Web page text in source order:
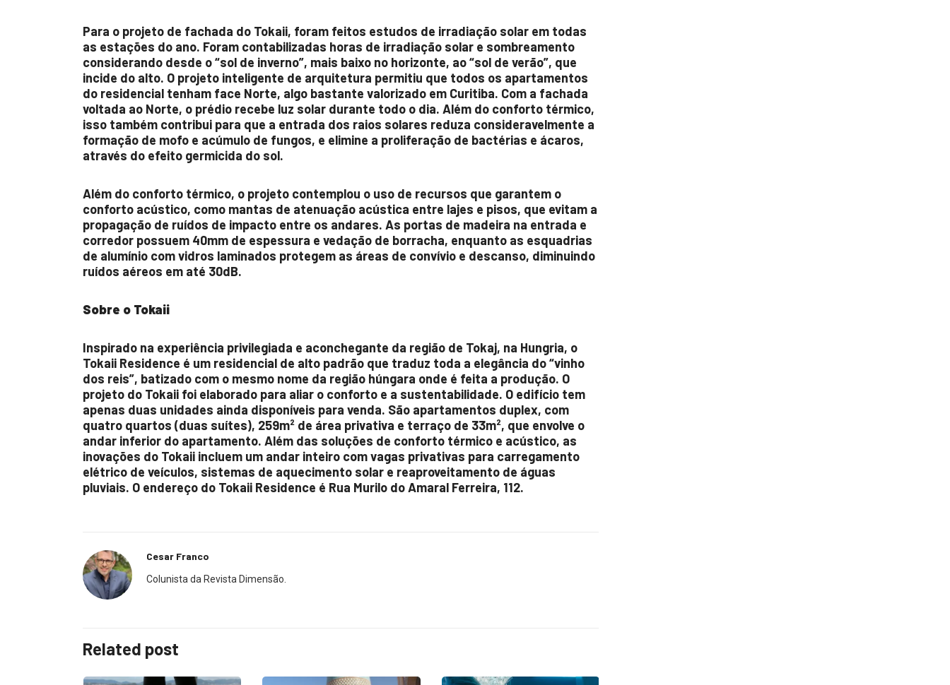
Para o projeto de fachada do Tokaii, foram feitos estudos de irradiação solar em todas
as estações do ano. Foram contabilizadas horas de irradiação solar e sombreamento
considerando desde o “sol de inverno”, mais baixo no horizonte, ao “sol de verão”, que
incide do alto. O projeto inteligente de arquitetura permitiu que todos os apartamentos
do residencial tenham face Norte, algo bastante valorizado em Curitiba. Com a fachada
voltada ao Norte, o prédio recebe luz solar durante todo o dia. Além do conforto térmico,
isso também contribui para que a entrada dos raios solares reduza consideravelmente a
formação de mofo e acúmulo de fungos, e elimine a proliferação de bactérias e ácaros,
através do efeito germicida do sol.
Além do conforto térmico, o projeto contemplou o uso de recursos que garantem o
conforto acústico, como mantas de atenuação acústica entre lajes e pisos, que evitam a
propagação de ruídos de impacto entre os andares. As portas de madeira na entrada e
corredor possuem 40mm de espessura e vedação de borracha, enquanto as esquadrias
de alumínio com vidros laminados protegem as áreas de convívio e descanso, diminuindo
ruídos aéreos em até 30dB.
Sobre o Tokaii
Inspirado na experiência privilegiada e aconchegante da região de Tokaj, na Hungria, o
Tokaii Residence é um residencial de alto padrão que traduz toda a elegância do “vinho
dos reis”, batizado com o mesmo nome da região húngara onde é feita a produção. O
projeto do Tokaii foi elaborado para aliar o conforto e a sustentabilidade. O edifício tem
apenas duas unidades ainda disponíveis para venda. São apartamentos duplex, com
quatro quartos (duas suítes), 259m² de área privativa e terraço de 33m², que envolve o
andar inferior do apartamento. Além das soluções de conforto térmico e acústico, as
inovações do Tokaii incluem um andar inteiro com vagas privativas para carregamento
elétrico de veículos, sistemas de aquecimento solar e reaproveitamento de águas
pluviais. O endereço do Tokaii Residence é Rua Murilo do Amaral Ferreira, 112.
Cesar Franco
Colunista da Revista Dimensão.
Related post